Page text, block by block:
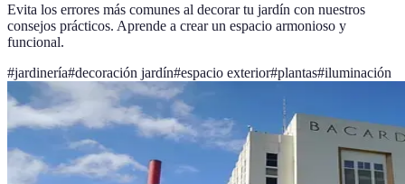
Evita los errores más comunes al decorar tu jardín con nuestros
consejos prácticos. Aprende a crear un espacio armonioso y
funcional.
#jardinería#decoración jardín#espacio exterior#plantas#iluminación